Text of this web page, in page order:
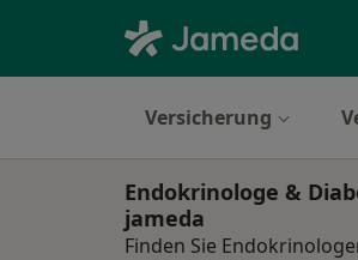
Versicherung
Endokrinologe &
jameda
Finden Sie